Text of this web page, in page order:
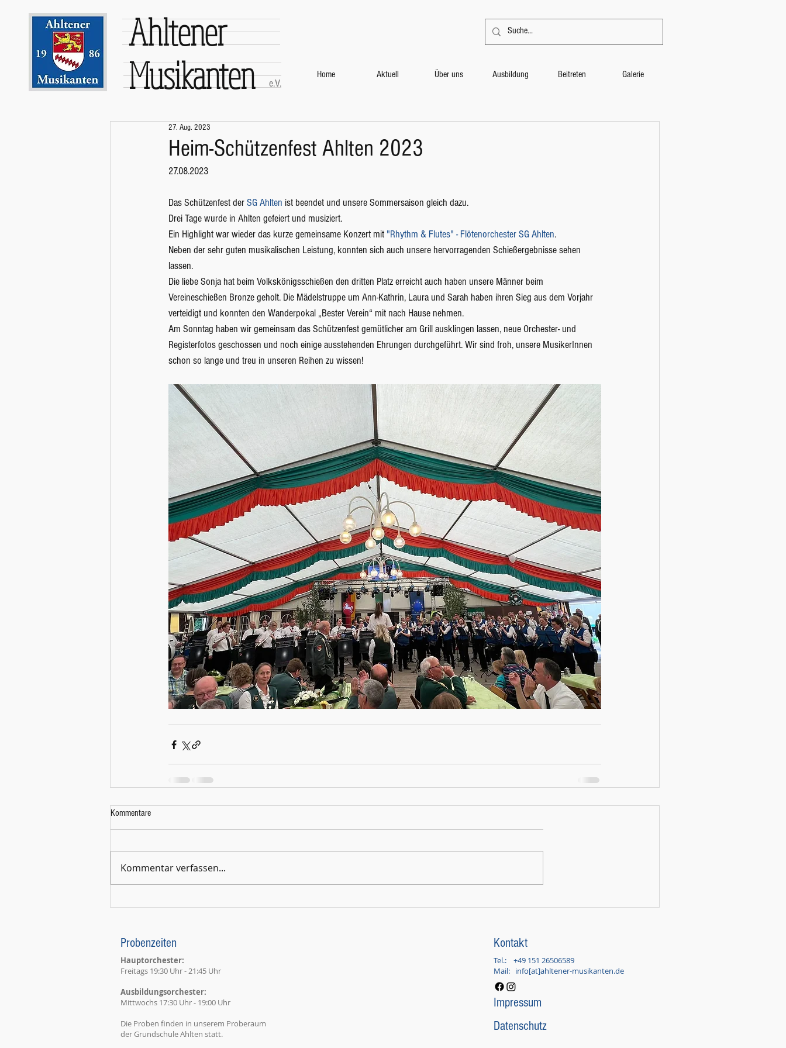
e.V.
Ahltener
Musikanten
Home Aktuell Über uns Ausbildung Beitreten Galerie
Heim-Schützenfest Ahlten 2023
27. Aug. 2023
27.08.2023
Das Schützenfest der SG Ahlten ist beendet und unsere Sommersaison gleich dazu.
Drei Tage wurde in Ahlten gefeiert und musiziert.
Ein Highlight war wieder das kurze gemeinsame Konzert mit "Rhythm & Flutes" - Flötenorchester SG Ahlten.
Neben der sehr guten musikalischen Leistung, konnten sich auch unsere hervorragenden Schießergebnisse sehen
lassen.
Die liebe Sonja hat beim Volkskönigsschießen den dritten Platz erreicht auch haben unsere Männer beim
Vereineschießen Bronze geholt. Die Mädelstruppe um Ann-Kathrin, Laura und Sarah haben ihren Sieg aus dem Vorjahr
verteidigt und konnten den Wanderpokal „Bester Verein“ mit nach Hause nehmen.
Am Sonntag haben wir gemeinsam das Schützenfest gemütlicher am Grill ausklingen lassen, neue Orchester- und
Registerfotos geschossen und noch einige ausstehenden Ehrungen durchgeführt. Wir sind froh, unsere MusikerInnen
schon so lange und treu in unseren Reihen zu wissen!
Kommentare
Kommentar verfassen...
Probenzeiten
Hauptorchester:
Freitags 19:30 Uhr - 21:45 Uhr
Ausbildungsorchester:
Mittwochs 17:30 Uhr - 19:00 Uhr
Die Proben finden in unserem Proberaum
der Grundschule Ahlten statt.
Kontakt
Tel.: +49 151 26506589
Mail: info[at]ahltener-musikanten.de
Impressum
Datenschutz